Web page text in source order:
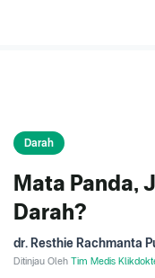
Darah
Mata Panda,
Darah?
dr. Resthie Rachmanta
Ditinjau Oleh Tim Medis